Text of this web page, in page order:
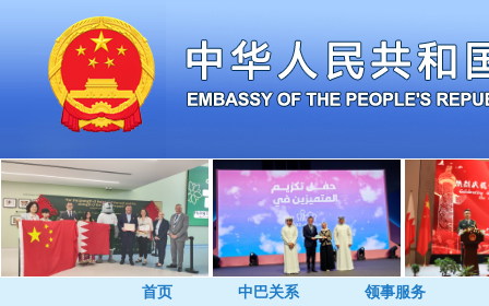
首页 中巴关系 领事服务